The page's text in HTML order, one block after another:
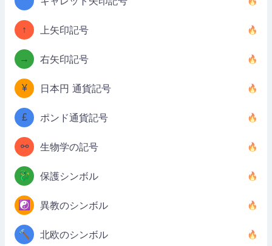
↑ 上矢印記号
→ 右矢印記号
¥ 日本円 通貨記号
£ ポンド通貨記号
⚯ 生物学の記号
🐉 保護シンボル
☯️ 異教のシンボル
🔨 北欧のシンボル